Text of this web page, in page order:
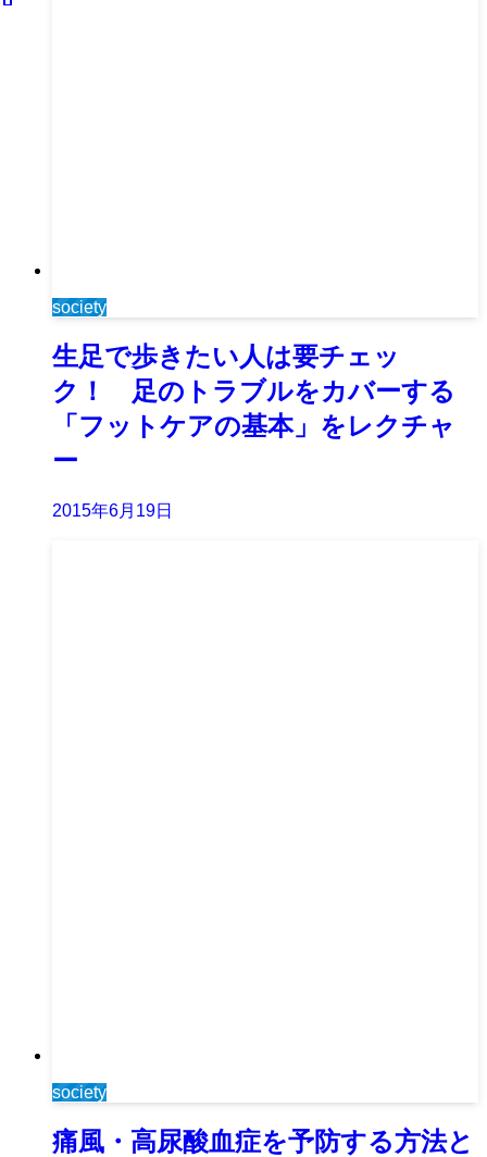
society
生足で歩きたい人は要チェッ
ク！ 足のトラブルをカバーする
「フットケアの基本」をレクチャ
ー
2015年6月19日
society
痛風・高尿酸血症を予防する方法と